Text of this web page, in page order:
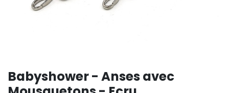
Babyshower - Anses avec